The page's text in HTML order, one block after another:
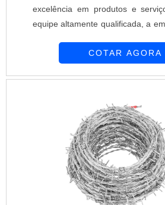
excelência em produtos e
equipe altamente qualificada, a
empresas e residências,
resistência de seus
materiais de primeira linha, a
satisfação de seus clientes,
personalizadas de acordo com as
de cada projeto.Além da qualidade
a Valor Tela Artística se
atendimento diferenciado. A
COTAR AGORA